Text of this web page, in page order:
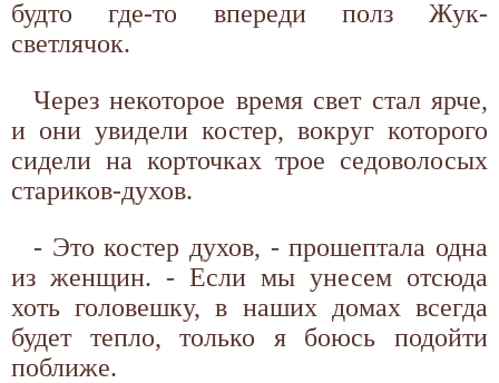
будто где-то впереди полз Жук-
светлячок.
Через некоторое время свет стал ярче,
и они увидели костер, вокруг которого
сидели на корточках трое седоволосых
стариков-духов.
- Это костер духов, - прошептала одна
из женщин. - Если мы унесем отсюда
хоть головешку, в наших домах всегда
будет тепло, только я боюсь подойти
поближе.